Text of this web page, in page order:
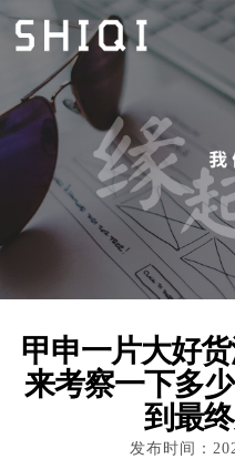
甲申一片大好
来考察一下多
到最
发布时间：